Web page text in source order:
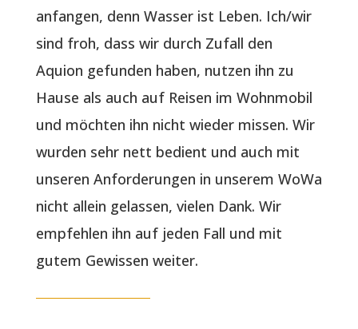
anfangen, denn Wasser ist Leben. Ich/wir
sind froh, dass wir durch Zufall den
Aquion gefunden haben, nutzen ihn zu
Hause als auch auf Reisen im Wohnmobil
und möchten ihn nicht wieder missen. Wir
wurden sehr nett bedient und auch mit
unseren Anforderungen in unserem WoWa
nicht allein gelassen, vielen Dank. Wir
empfehlen ihn auf jeden Fall und mit
gutem Gewissen weiter.